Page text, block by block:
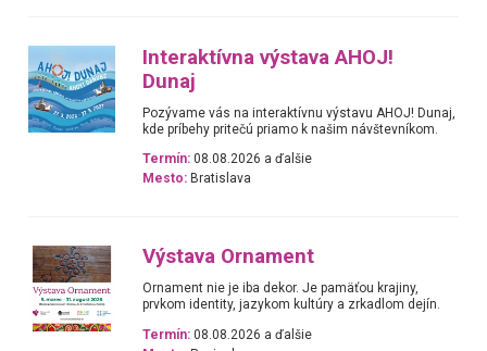
Interaktívna výstava AHOJ!
Dunaj
Pozývame vás na interaktívnu výstavu AHOJ! Dunaj,
kde príbehy pritečú priamo k našim návštevníkom.
Termín: 08.08.2026 a ďalšie
Mesto: Bratislava
Výstava Ornament
Ornament nie je iba dekor. Je pamäťou krajiny,
prvkom identity, jazykom kultúry a zrkadlom dejín.
Termín: 08.08.2026 a ďalšie